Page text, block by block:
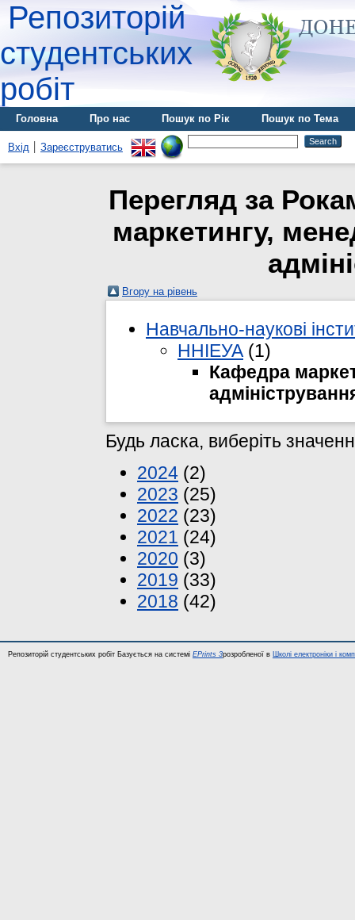
Репозиторій
студентських
робіт
Головна Про нас Пошук по Рік Пошук по Тема
Вхід Зареєструватись
Перегляд за
маркетингу,
Вгору на рівень
Навчально-наукові
ННІЕУА (1)
Кафедра
Будь ласка, виберіть
2024 (2)
2023 (25)
2022 (23)
2021 (24)
2020 (3)
2019 (33)
2018 (42)
Репозиторій студентських робіт Базується на системі EPrints 3розробленої в Школі електроніки і